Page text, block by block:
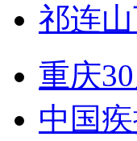
祁连
重庆
中国